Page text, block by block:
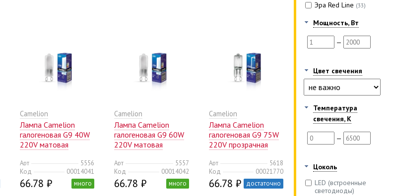
Camelion
Лампа Camelion
галогеновая G9 40W
220V матовая
Арт
5556
Код
00014041
66.78 ₽ много
Camelion
Лампа Camelion
галогеновая G9 60W
220V матовая
Арт
5557
Код
00014042
66.78 ₽ много
Camelion
Лампа Camelion
галогеновая G9 75W
220V прозрачная
Арт
5618
Код
00021770
66.78 ₽ достаточно
Эра Red Line (33)
Мощность, Вт
—
Цвет свечения
Температура
свечения, K
—
Цоколь
LED (встроенные
светодиоды)